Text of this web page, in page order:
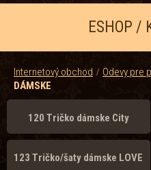
ESHOP /
Internetový obchod Odevy pre
DÁMSKE
120 Tričko dámske City
123 Tričko/šaty dámske LOVE